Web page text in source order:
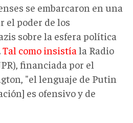
se embarcaron en una
el poder de los
sobre la esfera política
Tal como insistía la Radio
financiada por el
"el lenguaje de Putin
es ofensivo y de